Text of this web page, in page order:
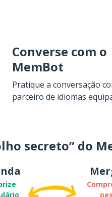
Converse com o
MemBot
Pratique a conversação
parceiro de idiomas
secreto” do